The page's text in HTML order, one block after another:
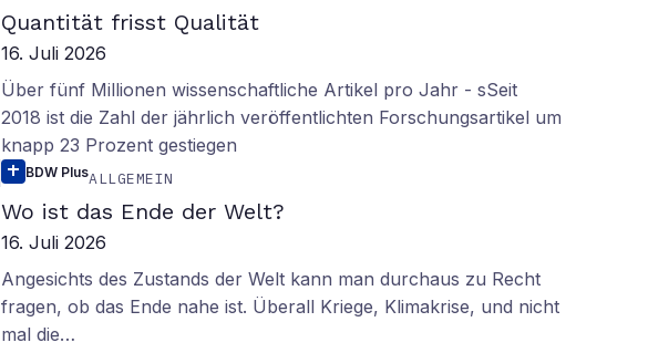
Quantität frisst Qualität
16. Juli 2026
Über fünf Millionen wissenschaftliche Artikel pro Jahr - sSeit
2018 ist die Zahl der jährlich veröffentlichten Forschungsartikel um
knapp 23 Prozent gestiegen
BDW PlusALLGEMEIN
Wo ist das Ende der Welt?
16. Juli 2026
Angesichts des Zustands der Welt kann man durchaus zu Recht
fragen, ob das Ende nahe ist. Überall Kriege, Klimakrise, und nicht
mal die…